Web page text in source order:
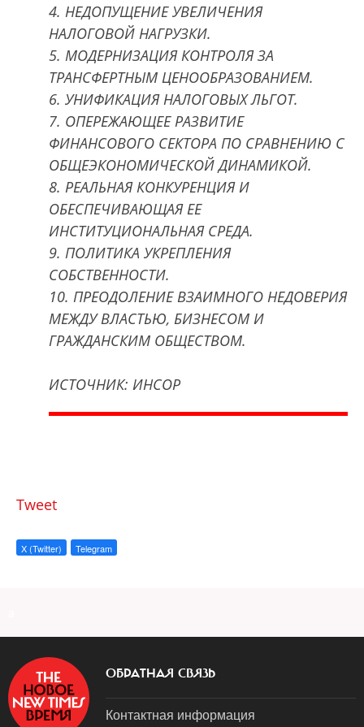
4. НЕДОПУЩЕНИЕ УВЕЛИЧЕНИЯ
НАЛОГОВОЙ НАГРУЗКИ.
5. МОДЕРНИЗАЦИЯ КОНТРОЛЯ ЗА
ТРАНСФЕРТНЫМ ЦЕНООБРАЗОВАНИЕМ.
6. УНИФИКАЦИЯ НАЛОГОВЫХ ЛЬГОТ.
7. ОПЕРЕЖАЮЩЕЕ РАЗВИТИЕ
ФИНАНСОВОГО СЕКТОРА ПО СРАВНЕНИЮ С
ОБЩЕЭКОНОМИЧЕСКОЙ ДИНАМИКОЙ.
8. РЕАЛЬНАЯ КОНКУРЕНЦИЯ И
ОБЕСПЕЧИВАЮЩАЯ ЕЕ
ИНСТИТУЦИОНАЛЬНАЯ СРЕДА.
9. ПОЛИТИКА УКРЕПЛЕНИЯ
СОБСТВЕННОСТИ.
10. ПРЕОДОЛЕНИЕ ВЗАИМНОГО НЕДОВЕРИЯ
МЕЖДУ ВЛАСТЬЮ, БИЗНЕСОМ И
ГРАЖДАНСКИМ ОБЩЕСТВОМ.
ИСТОЧНИК: ИНСОР
Tweet
X (Twitter) Telegram
ОБРАТНАЯ СВЯЗЬ
Контактная информация